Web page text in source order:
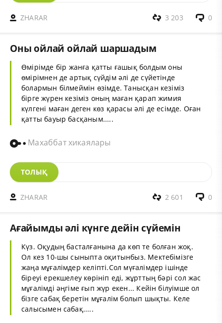
ZHARAR 0
3 203
Оны ойлай ойлай шаршадым
Өмірімде бір жанға қатты ғашық болдым оны
өмірімнен де артық сүйдім әлі де сүйетінде
болармын білмеймін өзімде. Танысқан кезіміз
бірге жүрен кезіміз оның маған қарап жимия
күлгені маған деген көз қарасы әлі деесімде. Оған
қатты бауыр басқаным.....
Махаббат хикаялары
ТОЛЫҚ
ZHARAR 0
2 601
Ағайымды әлі күнге дейін сүйемін
Күз. Оқудың басталғанына да көп те болған жоқ.
Ол кез 10-шы сыныпта оқитынбыз. Мектебімізге
жаңа мұғалімдер келіпті.Сол мүғалімдер ішінде
біреуі ерекшелеу көрініп еді, жұрттың бәрі сол жас
мұғалімді әңгіме ғып жүр екен... Кейін білуімше ол
бізге сабақ беретін мұғалім болып шықты. Келе
салысымен сабақ.....